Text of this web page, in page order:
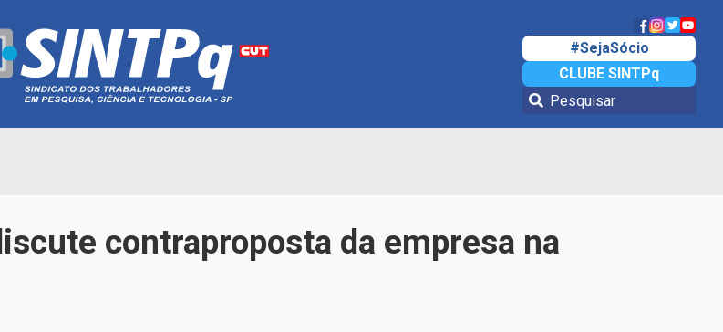
#SejaSócio
CLUBE SINTPq
contraproposta da empresa na